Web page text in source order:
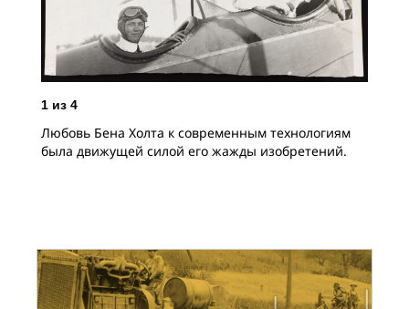
1 из 4
Любовь Бена Холта к современным технологиям
была движущей силой его жажды изобретений.